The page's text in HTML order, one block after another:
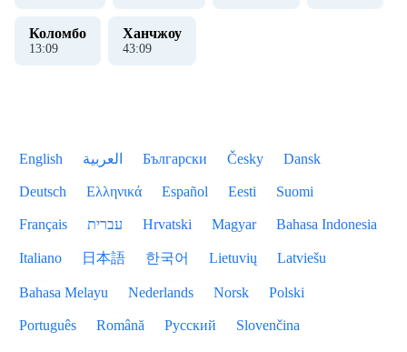
Коломбо
13:09
Ханчжоу
43:09
English العربية Български Česky Dansk
Deutsch Ελληνικά Español Eesti Suomi
Français עברית Hrvatski Magyar Bahasa Indonesia
Italiano 日本語 한국어 Lietuvių Latviešu
Bahasa Melayu Nederlands Norsk Polski
Português Română Русский Slovenčina